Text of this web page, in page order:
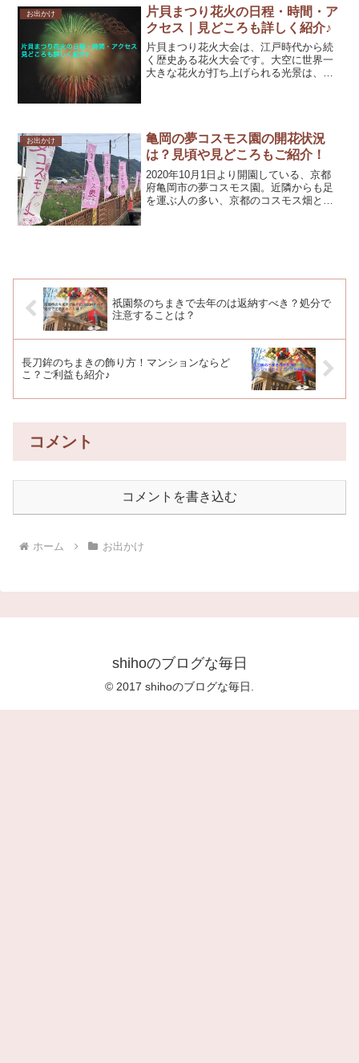
お出かけ
片貝まつり花火の日程・時間・ア
クセス｜見どころも詳しく紹介♪
片貝まつり花火大会は、江戸時代から続
く歴史ある花火大会です。大空に世界一
大きな花火が打ち上げられる光景は、一
お出かけ
亀岡の夢コスモス園の開花状況
は？見頃や見どころもご紹介！
2020年10月1日より開園している、京都
府亀岡市の夢コスモス園。近隣からも足
を運ぶ人の多い、京都のコスモス畑とし
祇園祭のちまきで去年のは返納すべき？処分で
注意することは？
長刀鉾のちまきの飾り方！マンションならど
こ？ご利益も紹介♪
コメント
コメントを書き込む
ホーム お出かけ
shihoのブログな毎日
© 2017 shihoのブログな毎日.